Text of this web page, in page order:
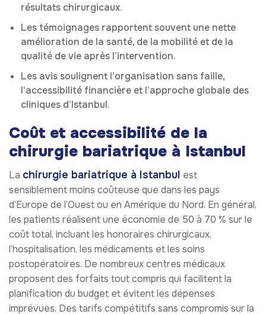
résultats chirurgicaux.
Les témoignages rapportent souvent une nette
amélioration de la santé, de la mobilité et de la
qualité de vie après l’intervention.
Les avis soulignent l’organisation sans faille,
l’accessibilité financière et l’approche globale des
cliniques d’Istanbul.
Coût et accessibilité de la
chirurgie bariatrique à Istanbul
La chirurgie bariatrique à Istanbul est
sensiblement moins coûteuse que dans les pays
d’Europe de l’Ouest ou en Amérique du Nord. En général,
les patients réalisent une économie de 50 à 70 % sur le
coût total, incluant les honoraires chirurgicaux,
l’hospitalisation, les médicaments et les soins
postopératoires. De nombreux centres médicaux
proposent des forfaits tout compris qui facilitent la
planification du budget et évitent les dépenses
imprévues. Des tarifs compétitifs sans compromis sur la